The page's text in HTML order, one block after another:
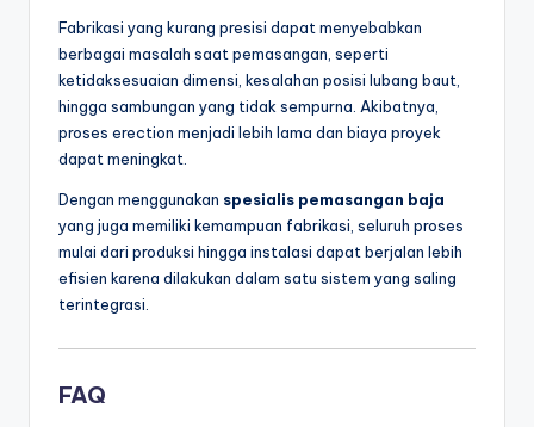
Fabrikasi yang kurang presisi dapat menyebabkan
berbagai masalah saat pemasangan, seperti
ketidaksesuaian dimensi, kesalahan posisi lubang baut,
hingga sambungan yang tidak sempurna. Akibatnya,
proses erection menjadi lebih lama dan biaya proyek
dapat meningkat.
Dengan menggunakan spesialis pemasangan baja
yang juga memiliki kemampuan fabrikasi, seluruh proses
mulai dari produksi hingga instalasi dapat berjalan lebih
efisien karena dilakukan dalam satu sistem yang saling
terintegrasi.
FAQ